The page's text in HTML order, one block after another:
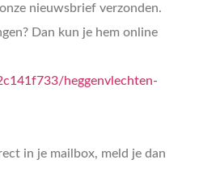
nieuwsbrief verzonden.
Dan kun je hem online
heggenvlechten-
in je mailbox, meld je dan